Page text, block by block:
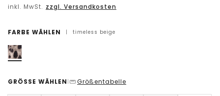
inkl. MwSt. zzgl. Versandkosten
FARBE WÄHLEN | timeless beige
GRÖSSE WÄHLEN | Größentabelle